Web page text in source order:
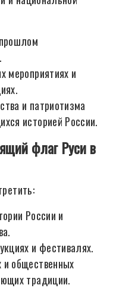
мероприятиях и
и патриотизма
историей России.
флаг Руси в
России и
и фестивалях.
общественных
традиции.